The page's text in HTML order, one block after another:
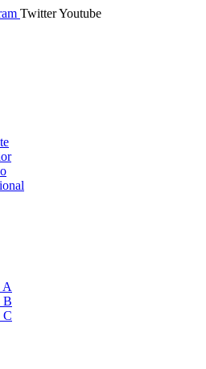
TwitterYoutube
A
B
C